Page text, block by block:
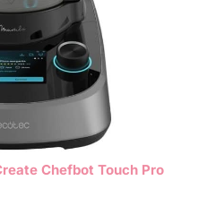
Chefbot Touch Pro